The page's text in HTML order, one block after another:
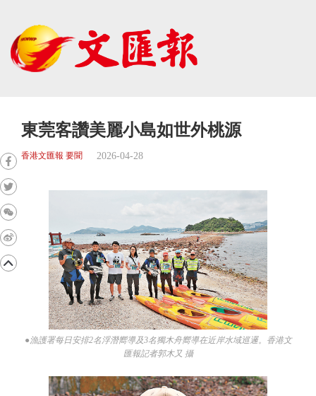
東莞客讚美麗小島如世外桃源
香港文匯報 要聞 2026-04-28
●漁護署每日安排2名浮潛嚮導及3名獨木舟嚮導在近岸水域巡邏。香港文
匯報記者郭木又 攝